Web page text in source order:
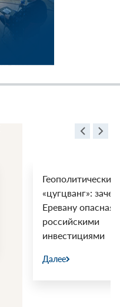
Геополитический
«цугцванг»: зачем
Еревану опасная
российскими
инвестициями
Далее